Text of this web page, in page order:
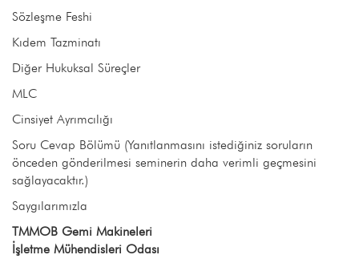
Sözleşme Feshi
Kıdem Tazminatı
Diğer Hukuksal Süreçler
MLC
Cinsiyet Ayrımcılığı
Soru Cevap Bölümü (Yanıtlanmasını istediğiniz soruların
önceden gönderilmesi seminerin daha verimli geçmesini
sağlayacaktır.)
Saygılarımızla
TMMOB Gemi Makineleri
İşletme Mühendisleri Odası